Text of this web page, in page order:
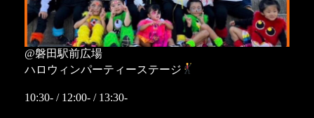
@磐田駅前広場
ハロウィンパーティーステージ
10:30- / 12:00- / 13:30-